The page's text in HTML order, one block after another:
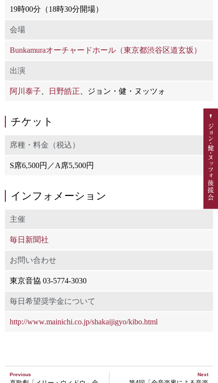
19時00分（18時30分開場）
会場
Bunkamuraオーチャードホール（東京都渋谷区道玄坂）
出演
阿川泰子 日野皓正 、ジョン・健・ヌッツォ
チケット
席種・料金（税込）
S席6,500円／A席5,500円
インフォメーション
主催
毎日新聞社
お問い合わせ
東京音協 03-5774-3030
毎日希望奨学金について
http://www.mainichi.co.jp/shakaijigyo/kibo.html
Previous Next